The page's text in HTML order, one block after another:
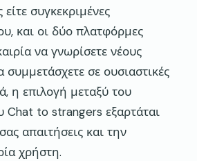
είτε συγκεκριμένες
και οι δύο πλατφόρμες
να γνωρίσετε νέους
σε ουσιαστικές
η επιλογή μεταξύ του
Chat to strangers εξαρτάται
απαιτήσεις και την
χρήστη.